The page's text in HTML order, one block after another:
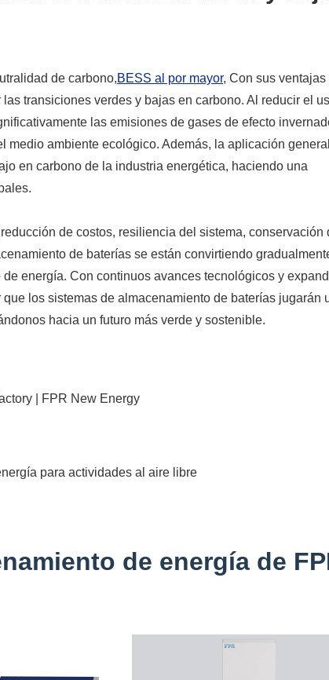
de carbono,BESS al por mayor, Con sus ventajas
transiciones verdes y bajas en carbono. Al reducir el
las emisiones de gases de efecto
ambiente ecológico. Además, la aplicación
en carbono de la industria energética, haciendo una
de costos, resiliencia del sistema, conservación
de baterías se están convirtiendo
energía. Con continuos avances tecnológicos y
los sistemas de almacenamiento de baterías jugarán
hacia un futuro más verde y sostenible.
| FPR New Energy
para actividades al aire libre
de energía de